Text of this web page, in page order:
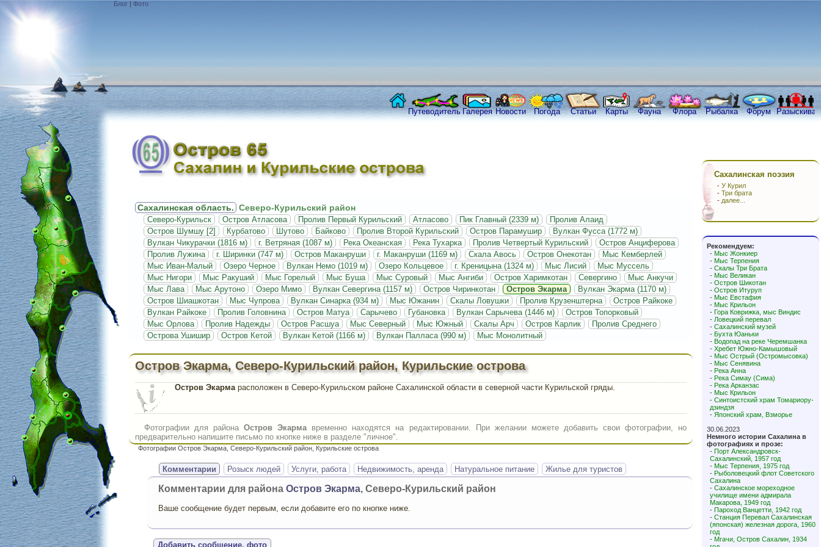
Блог | Фото
Путеводитель Галерея Новости Погода Статьи Карты Фауна Флора Рыбалка Форум
Сахалинская область. Северо-Курильский район
Северо-Курильск Остров Атласова Пролив Первый Курильский Атласово Пик Главный (2339 м)
Пролив Алаид
Остров Шумшу [2]
Курбатово Шутово Байково Пролив Второй Курильский Остров Парамушир
Вулкан Фусса (1772 м)
Вулкан Чикурачки (1816 м)
г. Ветряная (1087 м) Река Океанская Река Тухарка Пролив Четвертый Курильский
Остров Анциферова
Пролив Лужина
г. Ширинки (747 м) Остров Маканруши г. Маканруши (1169 м) Скала Авось Остров Онекотан
Мыс Кемберлей
Мыс Иван-Малый
Озеро Черное Вулкан Немо (1019 м) Озеро Кольцевое г. Креницына (1324 м) Мыс Лисий
Мыс Муссель
Мыс Нигори
Мыс Ракуший Мыс Горелый Мыс Буша Мыс Суровый Мыс Ангиби Остров Харимкотан Севергино
Мыс Анкучи
Мыс Лава
Мыс Арутоно Озеро Мимо Вулкан Севергина (1157 м) Остров Чиринкотан Остров Экарма
Вулкан Экарма (1170 м)
Остров Шиашкотан
Мыс Чупрова Вулкан Синарка (934 м) Мыс Южанин Скалы Ловушки Пролив Крузенштерна
Остров Райкоке
Вулкан Райкоке
Пролив Головнина Остров Матуа Сарычево Губановка Вулкан Сарычева (1446 м)
Остров Топорковый
Мыс Орлова
Пролив Надежды Остров Расшуа Мыс Северный Мыс Южный Скалы Арч Остров Карлик
Пролив Среднего
Острова Ушишир
Остров Кетой Вулкан Кетой (1166 м) Вулкан Палласа (990 м) Мыс Монолитный
Остров Экарма, Северо-Курильский район, Курильские острова
Остров Экармарасположен в Северо-Курильском районе Сахалинской области в северной части Курильской гряды.
Фотографии для районаОстров Экармавременно находятся на редактировании. При желании можете добавить свои фотографии, но
предварительно напишите письмо по кнопке ниже в разделе "личное".
Фотографии Остров Экарма, Северо-Курильский район, Курильские острова
Комментарии Розыск людей Услуги, работа Недвижимость, аренда Натуральное питание Жилье для туристов
Комментарии для района Остров Экарма, Северо-Курильский район
Ваше сообщение будет первым, если добавите его по кнопке ниже.
Добавить сообщение, фото
Сахалинская поэзия
- У Курил
- Три брата
- далее...
Рекомендуем:
- Мыс Жонкиер
- Мыс Терпения
- Скалы Три Брата
- Мыс Великан
- Остров Шикотан
- Остров Итуруп
- Мыс Евстафия
- Мыс Крильон
- Гора Коврижка, мыс Виндис
- Ловецкий перевал
- Сахалинский музей
- Бухта Юаньки
- Водопад на реке Черемшанка
- Хребет Южно-Камышовый
- Мыс Острый (Остромысовка)
- Мыс Сенявина
- Река Анна
- Река Симау (Сима)
- Река Арканзас
- Мыс Крильон
- Синтоистский храм Томариору-
дзиндзя
- Японский храм, Взморье
30.06.2023
Немного истории Сахалина в
фотографиях и прозе:
- Порт Александровск-
Сахалинский, 1957 год
- Мыс Терпения, 1975 год
- Рыболовецкий флот Советского
Сахалина
- Сахалинское мореходное
училище имени адмирала
Макарова, 1949 год
- Пароход Ванцетти, 1942 год
- Станция Перевал Сахалинская
(японская) железная дорога, 1960
год
- Мгачи, Остров Сахалин, 1934